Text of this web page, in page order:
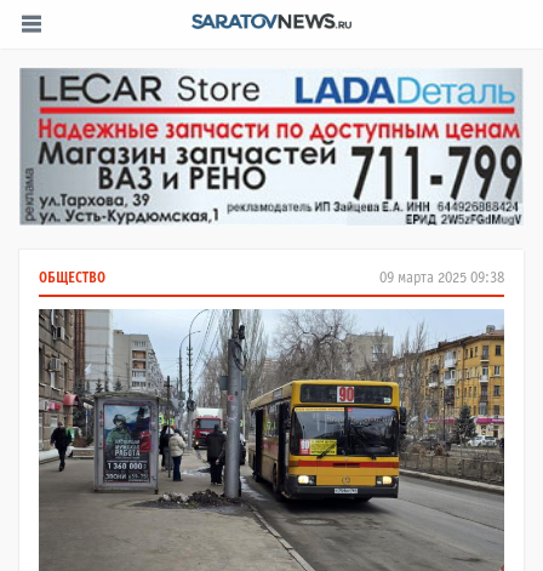
09 марта 2025 09:38
ОБЩЕСТВО